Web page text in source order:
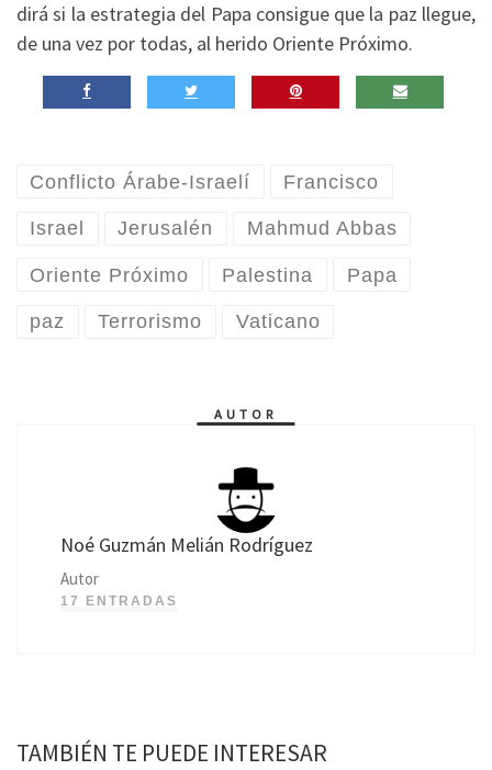
dirá si la estrategia del Papa consigue que la paz llegue,
de una vez por todas, al herido Oriente Próximo.
Conflicto Árabe-Israelí Francisco
Israel Jerusalén Mahmud Abbas
Oriente Próximo Palestina Papa
paz Terrorismo Vaticano
AUTOR
Noé Guzmán Melián Rodríguez
Autor
17 ENTRADAS
TAMBIÉN TE PUEDE INTERESAR